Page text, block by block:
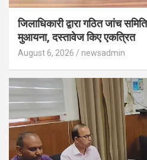
जिलाधिकारी द्वारा गठित जांच
मुआयना, दस्तावेज किए एकत्रित
August 6, 2026 newsadmin